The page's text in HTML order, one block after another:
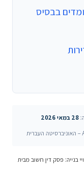
בבסיס
28 במאי 2026
בנייה: פסק דין חשוב מבית